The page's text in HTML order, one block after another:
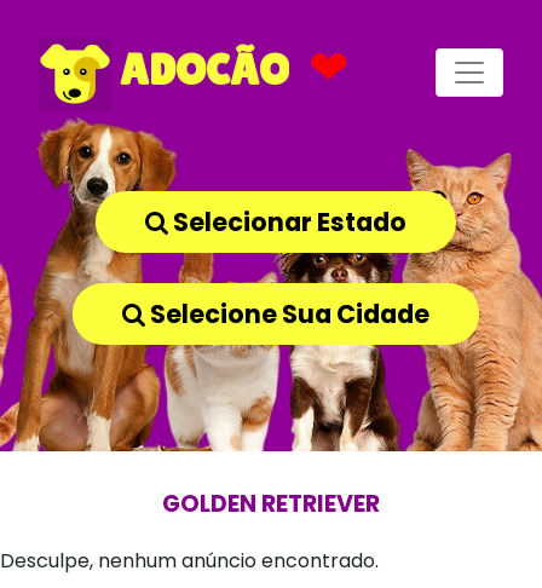
ADOCÃO ❤
Selecionar Estado
Selecione Sua Cidade
GOLDEN RETRIEVER
Desculpe, nenhum anúncio encontrado.